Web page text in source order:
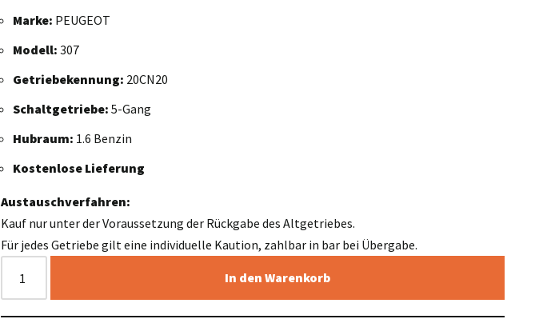
Marke: PEUGEOT
Modell: 307
Getriebekennung: 20CN20
Schaltgetriebe: 5-Gang
Hubraum: 1.6 Benzin
Kostenlose Lieferung
Austauschverfahren:
Kauf nur unter der Voraussetzung der Rückgabe des Altgetriebes.
Für jedes Getriebe gilt eine individuelle Kaution, zahlbar in bar bei Übergabe.
In den Warenkorb